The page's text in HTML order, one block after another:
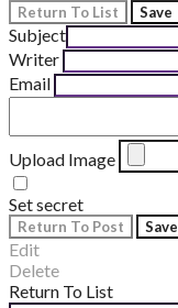
Return To List Save
Subject
Writer
Email
Upload Image
Set secret
Return To Post Save
Edit
Delete
Return To List